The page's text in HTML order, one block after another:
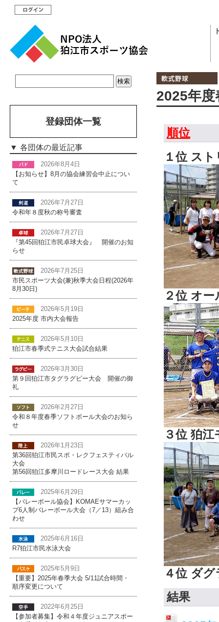
2025年度
順位
１位 ス
２位 オ
３位 狛
４位 ダグ
結果
登録団体一覧
各団体の最近記事
2026年8月4日
【お知らせ】8月の協会練習会中止につい
て
2026年7月27日
令和年８度秋の称号審査
2026年7月27日
『第45回狛江市民卓球大会』 開催のお知
らせ
2026年7月25日
市民スポーツ大会(兼)秋季大会日程(2026年
8月30日)
2026年5月19日
2025年度 市内大会報告
2026年5月10日
狛江市春季式テニス大会試合結果
2026年3月30日
第９回狛江市タグラグビー大会 開催の御
礼
2026年2月27日
令和８年度春季ソフトボール大会のお知ら
せ
2026年1月23日
第36回狛江市民スポ・レクフェスティバル
大会
第56回狛江多摩川ロードレース大会 結果
2025年6月29日
【バレーボール協会】KOMAEサマーカッ
プ6人制バレーボール大会（7／13）組み合
わせ
2025年6月16日
R7狛江市民水泳大会
2025年5月9日
【重要】2025年春季大会 5/11試合時間・
順序変更について
2022年6月25日
【参加者募集】令和４年度ジュニアスポー